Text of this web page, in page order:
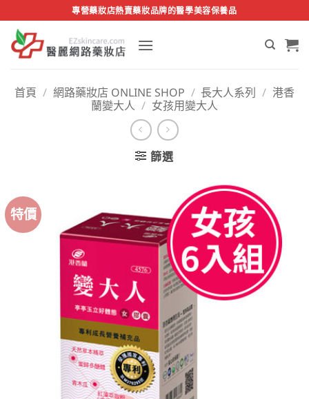
to
content
專營藥妝店熱賣藥妝品牌的醫學美容保養品
首頁 / 網路藥妝店 ONLINE SHOP / 長大人系列 / 港香
蘭變大人 / 女孩用變大人
篩選
特價